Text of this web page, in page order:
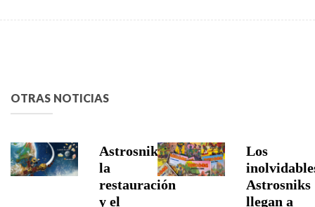
OTRAS NOTICIAS
Astrosniks,
la
restauración
y el
Los
Astrosniks
llegan a